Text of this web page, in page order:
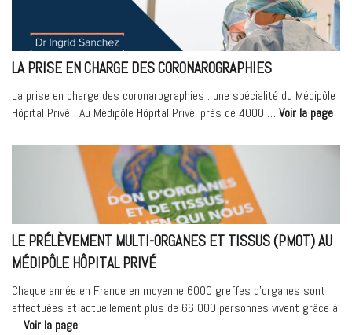
et
17
novembre
! »
LA PRISE EN CHARGE DES CORONAROGRAPHIES
La prise en charge des coronarographies : une spécialité du Médipôle
Hôpital Privé Au Médipôle Hôpital Privé, près de 4000 … Voir la page« La
en
LE PRÉLÈVEMENT MULTI-ORGANES ET TISSUS (PMOT) AU
MÉDIPÔLE HÔPITAL PRIVÉ
Chaque année en France en moyenne 6000 greffes d’organes sont
effectuées et actuellement plus de 66 000 personnes vivent grâce à
… Voir la page« Le